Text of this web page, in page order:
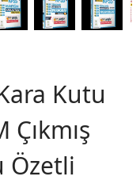
Kutu
Çıkmış
Özetli